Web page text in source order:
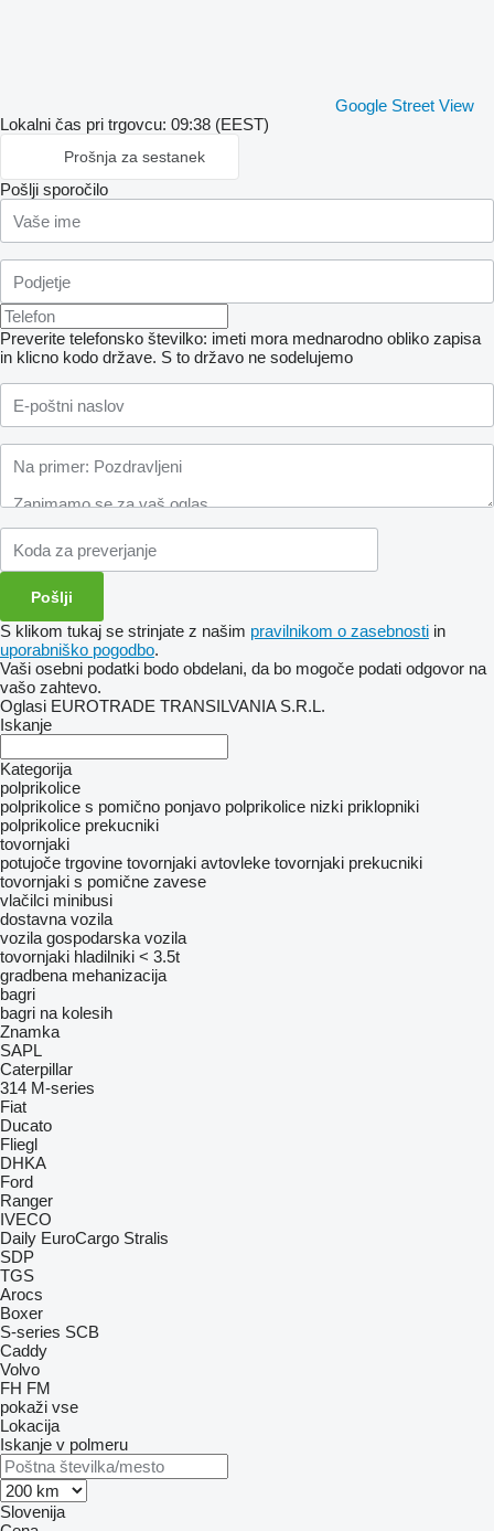
Google Street View
Lokalni čas pri trgovcu: 09:38 (EEST)
Prošnja za sestanek
Pošlji sporočilo
Preverite telefonsko številko: imeti mora mednarodno obliko zapisa
in klicno kodo države. S to državo ne sodelujemo
S klikom tukaj se strinjate z našim pravilnikom o zasebnosti in
uporabniško pogodbo.
Vaši osebni podatki bodo obdelani, da bo mogoče podati odgovor na
vašo zahtevo.
Oglasi EUROTRADE TRANSILVANIA S.R.L.
Iskanje
Kategorija
polprikolice
polprikolice s pomično ponjavo polprikolice nizki priklopniki
polprikolice prekucniki
tovornjaki
potujoče trgovine tovornjaki avtovleke tovornjaki prekucniki
tovornjaki s pomične zavese
vlačilci minibusi
dostavna vozila
vozila gospodarska vozila
tovornjaki hladilniki < 3.5t
gradbena mehanizacija
bagri
bagri na kolesih
Znamka
SAPL
Caterpillar
314 M-series
Fiat
Ducato
Fliegl
DHKA
Ford
Ranger
IVECO
Daily EuroCargo Stralis
SDP
TGS
Arocs
Boxer
S-series SCB
Caddy
Volvo
FH FM
pokaži vse
Lokacija
Iskanje v polmeru
Slovenija